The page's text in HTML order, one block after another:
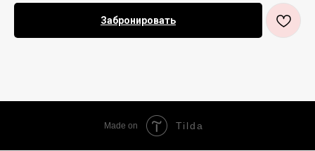
Забронировать
Made on Tilda